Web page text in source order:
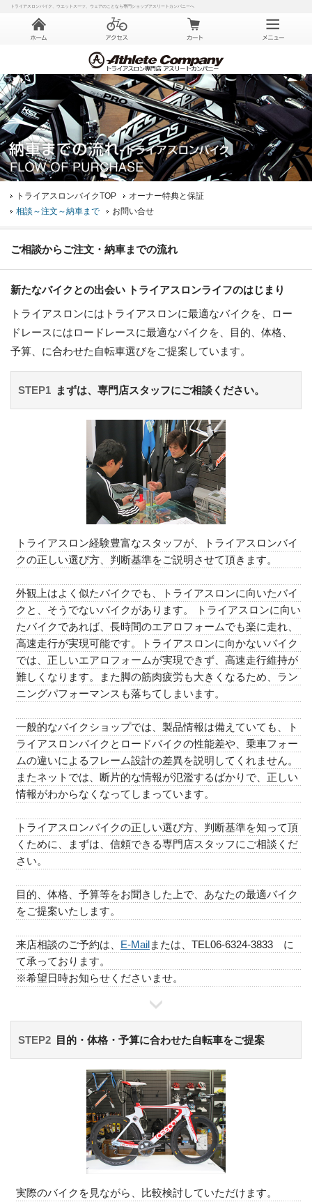
トライアスロンバイク、ウエットスーツ、ウェアのことなら専門ショップアスリートカンパニーへ
トライアスロンバイクTOP
オーナー特典と保証
相談～注文～納車まで
お問い合せ
ご相談からご注文・納車までの流れ
新たなバイクとの出会い トライアスロンライフのはじまり
トライアスロンにはトライアスロンに最適なバイクを、ロー
ドレースにはロードレースに最適なバイクを、目的、体格、
予算、に合わせた自転車選びをご提案しています。
STEP1 まずは、専門店スタッフにご相談ください。
トライアスロン経験豊富なスタッフが、トライアスロンバイ
クの正しい選び方、判断基準をご説明させて頂きます。
外観上はよく似たバイクでも、トライアスロンに向いたバイ
クと、そうでないバイクがあります。 トライアスロンに向い
たバイクであれば、長時間のエアロフォームでも楽に走れ、
高速走行が実現可能です。トライアスロンに向かないバイク
では、正しいエアロフォームが実現できず、高速走行維持が
難しくなります。また脚の筋肉疲労も大きくなるため、ラン
ニングパフォーマンスも落ちてしまいます。
一般的なバイクショップでは、製品情報は備えていても、ト
ライアスロンバイクとロードバイクの性能差や、乗車フォー
ムの違いによるフレーム設計の差異を説明してくれません。
またネットでは、断片的な情報が氾濫するばかりで、正しい
情報がわからなくなってしまっています。
トライアスロンバイクの正しい選び方、判断基準を知って頂
くために、まずは、信頼できる専門店スタッフにご相談くだ
さい。
目的、体格、予算等をお聞きした上で、あなたの最適バイク
をご提案いたします。
来店相談のご予約は、 E-Mailまたは、TEL06-6324-3833 に
て承っております。
※希望日時お知らせくださいませ。
STEP2 目的・体格・予算に合わせた自転車をご提案
実際のバイクを見ながら、比較検討していただけます。